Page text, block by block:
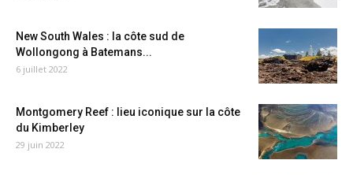
New South Wales : la côte sud de
Wollongong à Batemans...
6 juillet 2022
Montgomery Reef : lieu iconique sur la côte
du Kimberley
29 juin 2022